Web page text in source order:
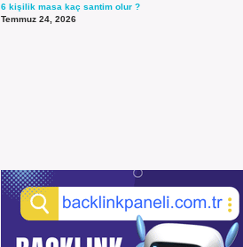
6 kişilik masa kaç santim olur ?
Temmuz 24, 2026